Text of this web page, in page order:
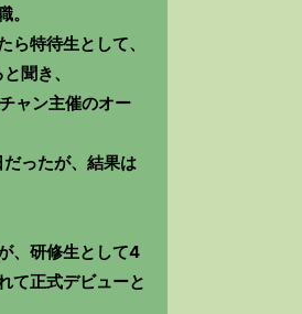
。
ら特待生として、
聞き、
ャン主催のオー
ったが、結果は
、研修生として4
て正式デビューと